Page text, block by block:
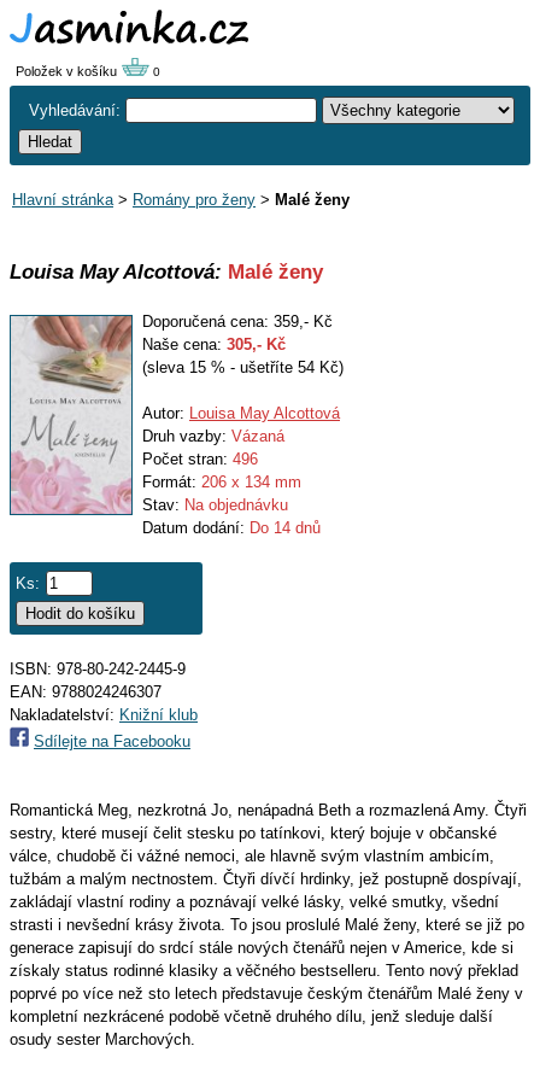
Položek v košíku 0
Vyhledávání:
Hlavní stránka> Romány pro ženy > Malé ženy
Louisa May Alcottová: Malé ženy
Doporučená cena: 359,- Kč
Naše cena: 305,- Kč
(sleva 15 % - ušetříte 54 Kč)
Autor: Louisa May Alcottová
Druh vazby: Vázaná
Počet stran: 496
Formát: 206 x 134 mm
Stav: Na objednávku
Datum dodání: Do 14 dnů
Ks:
ISBN: 978-80-242-2445-9
EAN: 9788024246307
Nakladatelství: Knižní klub
Sdílejte na Facebooku
Romantická Meg, nezkrotná Jo, nenápadná Beth a rozmazlená Amy. Čtyři
sestry, které musejí čelit stesku po tatínkovi, který bojuje v občanské
válce, chudobě či vážné nemoci, ale hlavně svým vlastním ambicím,
tužbám a malým nectnostem. Čtyři dívčí hrdinky, jež postupně dospívají,
zakládají vlastní rodiny a poznávají velké lásky, velké smutky, všední
strasti i nevšední krásy života. To jsou proslulé Malé ženy, které se již po
generace zapisují do srdcí stále nových čtenářů nejen v Americe, kde si
získaly status rodinné klasiky a věčného bestselleru. Tento nový překlad
poprvé po více než sto letech představuje českým čtenářům Malé ženy v
kompletní nezkrácené podobě včetně druhého dílu, jenž sleduje další
osudy sester Marchových.